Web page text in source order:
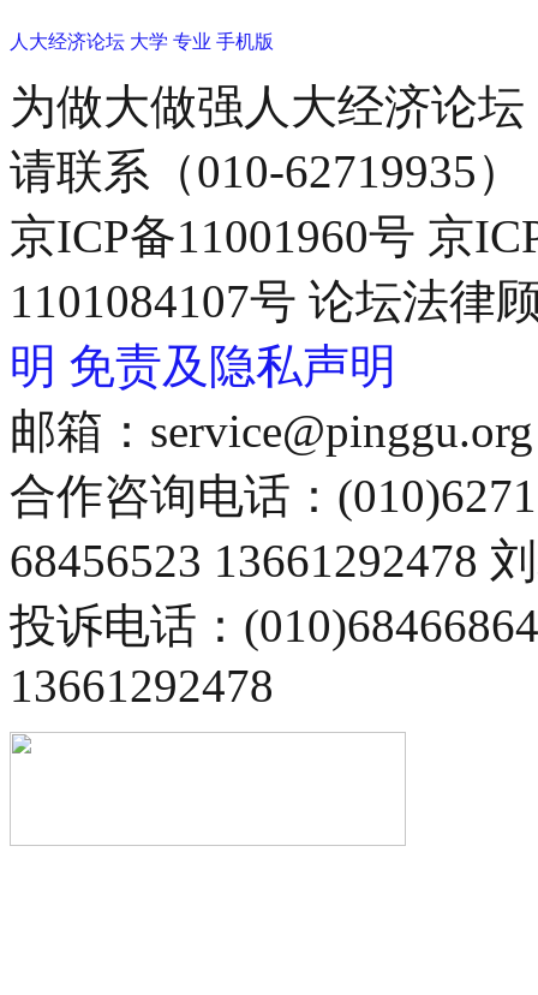
人大经济论坛 大学 专业 手机版
为做大做强人大经济论
请联系（010-62719935）
京ICP备11001960号 京
1101084107号 论坛法律
明 免责及隐私声明
邮箱：service@pinggu.org
合作咨询电话：
68456523 13661292478
投诉电话：
13661292478